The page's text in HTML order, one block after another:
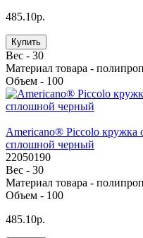
485.10р.
Купить
Вес - 30
Материал товара -
Объем - 100
Americano® Piccolo
сплошной черный
22050190
Вес - 30
Материал товара -
Объем - 100
485.10р.